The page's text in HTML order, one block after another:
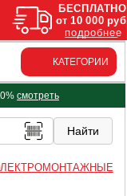
КАТЕГОРИИ
смотреть